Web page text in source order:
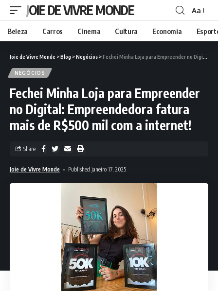
JOIE DE VIVRE MONDE Aa
Beleza Carros Cinema Cultura Economia
Joie de Vivre Monde >Blog >Negócios >Fechei Minha Loja para Empreender no Digital: Empreendedora fatura mais de R$500 mil com a internet!
NEGÓCIOS
Fechei Minha Loja para Empreender
no Digital: Empreendedora fatura
mais de R$500 mil com a internet!
Joie de Vivre Monde Published janeiro 17, 2025
Share